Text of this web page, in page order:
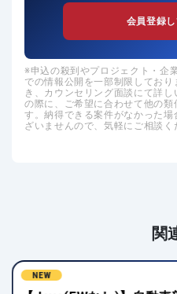
会員登録
申込の殺到やプロジェクト・企
での情報公開を一部制限してお
き、カウンセリング面談にて詳
の際に、ご希望に合わせて他の
す。納得できる案件がなかった
ざいませんので、気軽にご相談く
関
NEW